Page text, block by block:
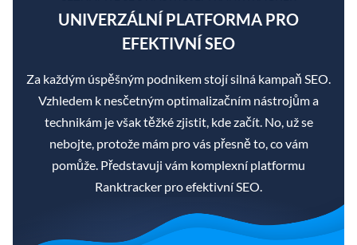
UNIVERZÁLNÍ PLATFORMA PRO
EFEKTIVNÍ SEO
Za každým úspěšným podnikem stojí silná kampaň SEO.
Vzhledem k nesčetným optimalizačním nástrojům a
technikám je však těžké zjistit, kde začít. No, už se
nebojte, protože mám pro vás přesně to, co vám
pomůže. Představuji vám komplexní platformu
Ranktracker pro efektivní SEO.